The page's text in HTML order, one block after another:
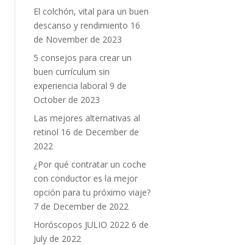
El colchón, vital para un buen
descanso y rendimiento 16
de November de 2023
5 consejos para crear un
buen currículum sin
experiencia laboral 9 de
October de 2023
Las mejores alternativas al
retinol 16 de December de
2022
¿Por qué contratar un coche
con conductor es la mejor
opción para tu próximo viaje?
7 de December de 2022
Horóscopos JULIO 2022 6 de
July de 2022